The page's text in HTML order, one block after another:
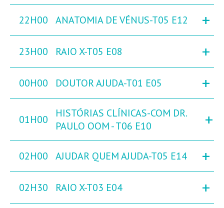
22H00 ANATOMIA DE VÉNUS-T05 E12 +
23H00 RAIO X-T05 E08 +
00H00 DOUTOR AJUDA-T01 E05 +
01H00
HISTÓRIAS CLÍNICAS-COM DR.
PAULO OOM - T06 E10
+
02H00 AJUDAR QUEM AJUDA-T05 E14 +
02H30 RAIO X-T03 E04 +